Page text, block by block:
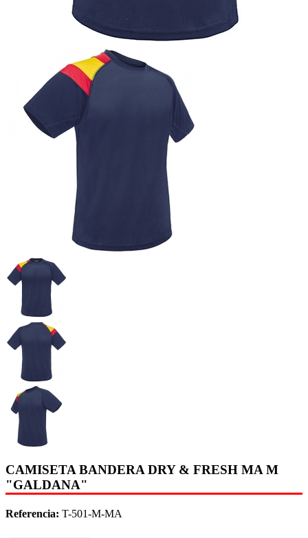
CAMISETA BANDERA DRY & FRESH MA M
"GALDANA"
Referencia: T-501-M-MA